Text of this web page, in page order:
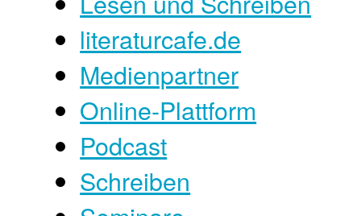
literaturcafe.de
Medienpartner
Online-Plattform
Podcast
Schreiben